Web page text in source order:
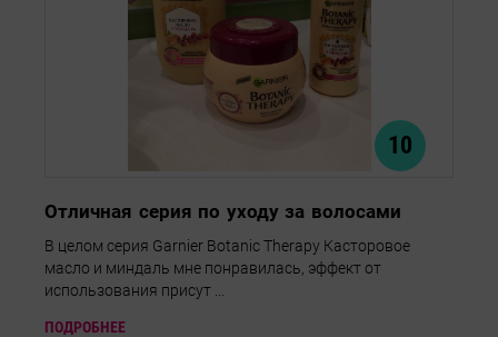
10
Отличная серия по уходу за волосами
В целом серия Garnier Botanic Therapy Касторовое
масло и миндаль мне понравилась, эффект от
использования присут ...
ПОДРОБНЕЕ